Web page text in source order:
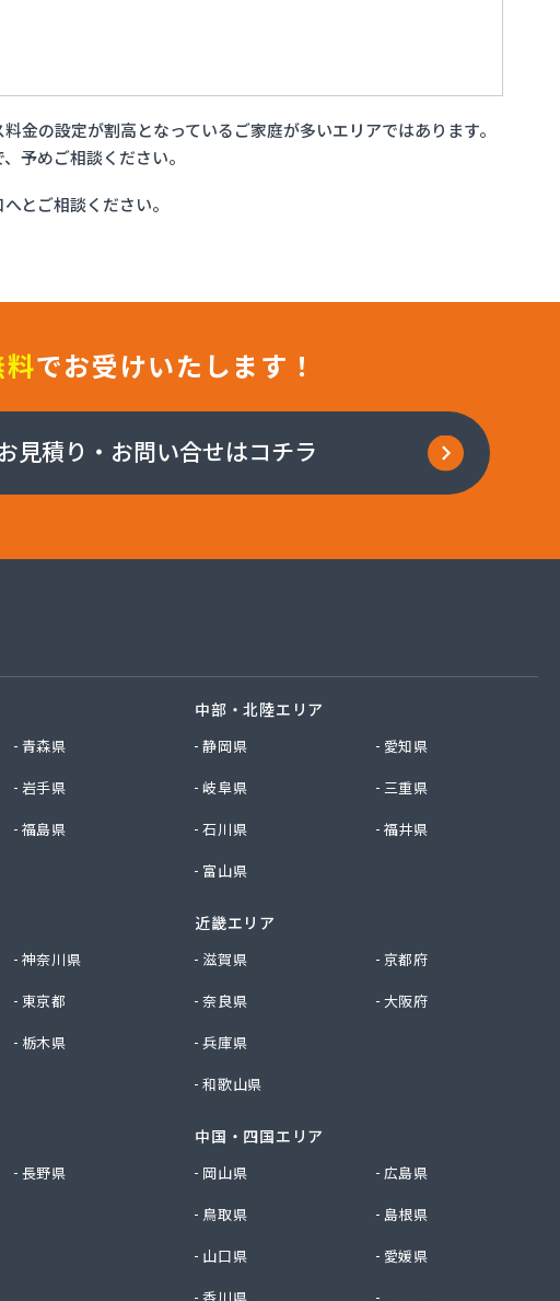
金の設定が割高となっているご家庭が多いエリアではあります。
予めご相談ください。
とご相談ください。
でお受けいたします！
見積り・お問い合せはコチラ
青森県
岩手県
福島県
神奈川県
東京都
栃木県
長野県
中部・北陸エリア
静岡県
愛知県
岐阜県
三重県
石川県
福井県
富山県
近畿エリア
滋賀県
京都府
奈良県
大阪府
兵庫県
和歌山県
中国・四国エリア
岡山県
広島県
鳥取県
島根県
山口県
愛媛県